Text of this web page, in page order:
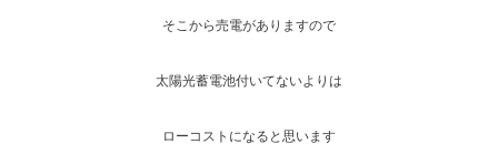
そこから売電がありますので
太陽光蓄電池付いてないよりは
ローコストになると思います